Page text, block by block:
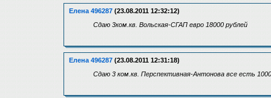
Елена 496287 (23.08.2011 12:32:12)
Сдаю 3ком.кв. Вольская-СГАП евро 18000 рублей
Елена 496287 (23.08.2011 12:31:18)
Сдаю 3 ком.кв. Перспективная-Антонова все есть